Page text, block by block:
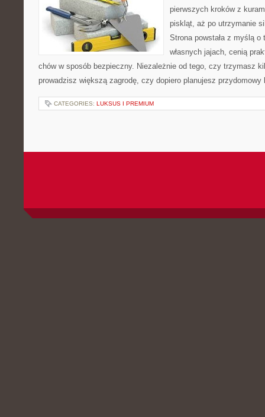
pierwszych kroków z
piskląt, aż po utrzymanie
Strona powstała z myślą
własnych jajach, cenią
chów w sposób bezpieczny. Niezależnie od tego, czy trzymasz
prowadzisz większą zagrodę, czy dopiero planujesz
CATEGORIES: LUKSUS I PREMIUM